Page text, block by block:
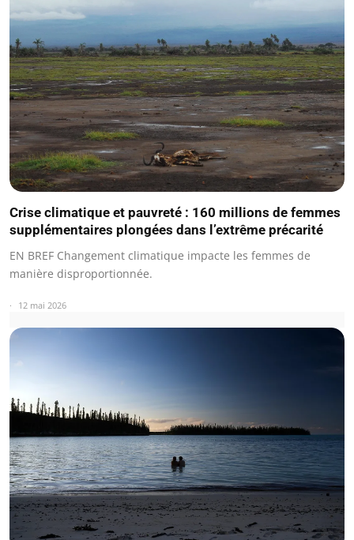
Crise climatique et pauvreté : 160 millions de femmes
supplémentaires plongées dans l’extrême précarité
EN BREF Changement climatique impacte les femmes de
manière disproportionnée.
12 mai 2026